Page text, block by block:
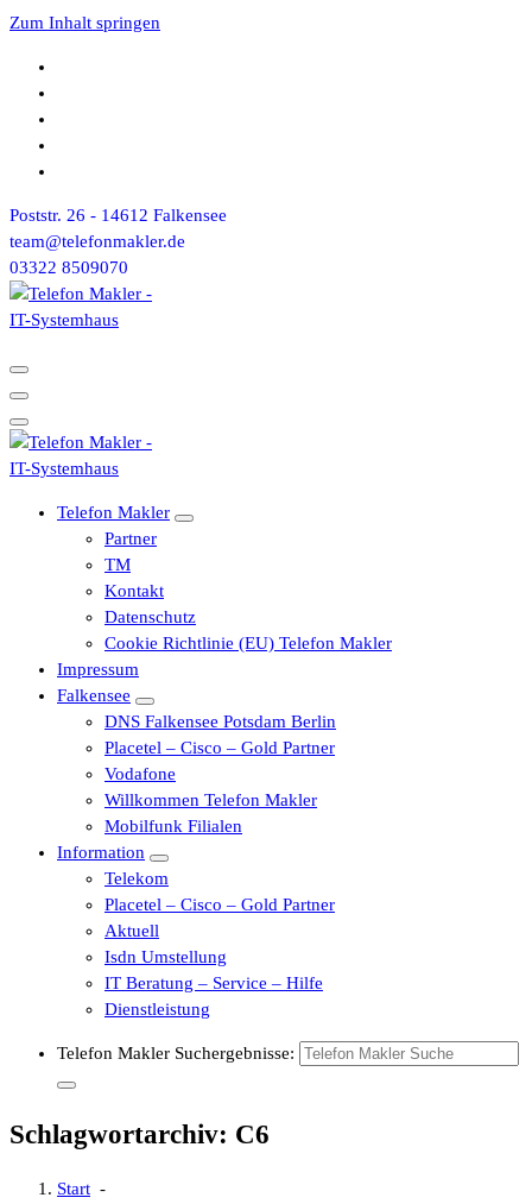
Zum Inhalt springen
Poststr. 26 - 14612 Falkensee
team@telefonmakler.de
03322 8509070
Telefon Makler
Partner
TM
Kontakt
Datenschutz
Cookie Richtlinie (EU) Telefon Makler
Impressum
Falkensee
DNS Falkensee Potsdam Berlin
Placetel – Cisco – Gold Partner
Vodafone
Willkommen Telefon Makler
Mobilfunk Filialen
Information
Telekom
Placetel – Cisco – Gold Partner
Aktuell
Isdn Umstellung
IT Beratung – Service – Hilfe
Dienstleistung
Telefon Makler Suchergebnisse:
Schlagwortarchiv: C6
Start -